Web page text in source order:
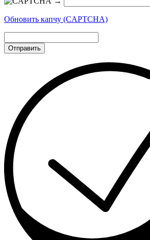
Обновить капчу (CAPTCHA)
Отправить